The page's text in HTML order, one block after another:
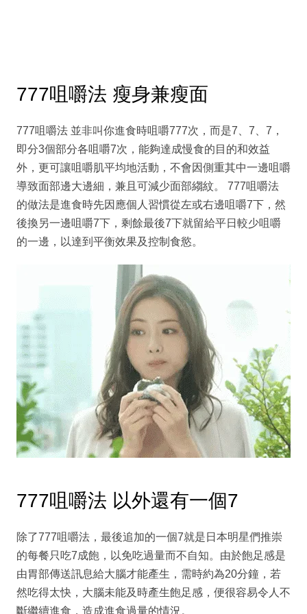
777咀嚼法 瘦身兼瘦面
777咀嚼法 並非叫你進食時咀嚼777次，而是7、7、7，
即分3個部分各咀嚼7次，能夠達成慢食的目的和效益
外，更可讓咀嚼肌平均地活動，不會因側重其中一邊咀嚼
導致面部邊大邊細，兼且可減少面部縐紋。 777咀嚼法
的做法是進食時先因應個人習慣從左或右邊咀嚼7下，然
後換另一邊咀嚼7下，剩餘最後7下就留給平日較少咀嚼
的一邊，以達到平衡效果及控制食慾。
777咀嚼法 以外還有一個7
除了777咀嚼法，最後追加的一個7就是日本明星們推崇
的每餐只吃7成飽，以免吃過量而不自知。由於飽足感是
由胃部傳送訊息給大腦才能產生，需時約為20分鐘，若
然吃得太快，大腦未能及時產生飽足感，便很容易令人不
斷繼續進食，造成進食過量的情況。